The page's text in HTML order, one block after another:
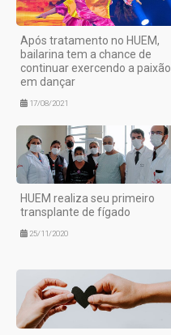
Após tratamento no HUEM,
bailarina tem a chance de
continuar exercendo a paixão
em dançar
17/08/2021
HUEM realiza seu primeiro
transplante de fígado
25/11/2020